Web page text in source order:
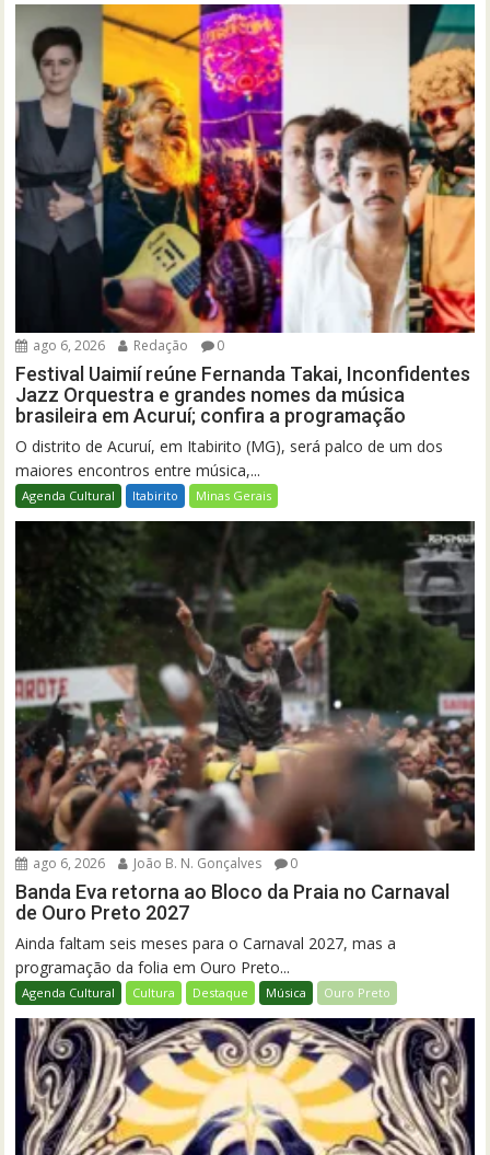
ago 6, 2026 Redação 0
Festival Uaimií reúne Fernanda Takai, Inconfidentes
Jazz Orquestra e grandes nomes da música
brasileira em Acuruí; confira a programação
O distrito de Acuruí, em Itabirito (MG), será palco de um dos
maiores encontros entre música,...
Agenda Cultural Itabirito Minas Gerais
ago 6, 2026 João B. N. Gonçalves 0
Banda Eva retorna ao Bloco da Praia no Carnaval
de Ouro Preto 2027
Ainda faltam seis meses para o Carnaval 2027, mas a
programação da folia em Ouro Preto...
Agenda Cultural Cultura Destaque Música Ouro Preto